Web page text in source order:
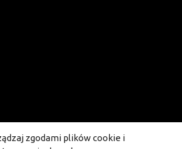
zgodami plików cookie i